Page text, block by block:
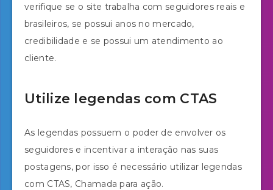
verifique se o site trabalha com seguidores reais e
brasileiros, se possui anos no mercado,
credibilidade e se possui um atendimento ao
cliente.
Utilize legendas com CTAS
As legendas possuem o poder de envolver os
seguidores e incentivar a interação nas suas
postagens, por isso é necessário utilizar legendas
com CTAS, Chamada para ação.